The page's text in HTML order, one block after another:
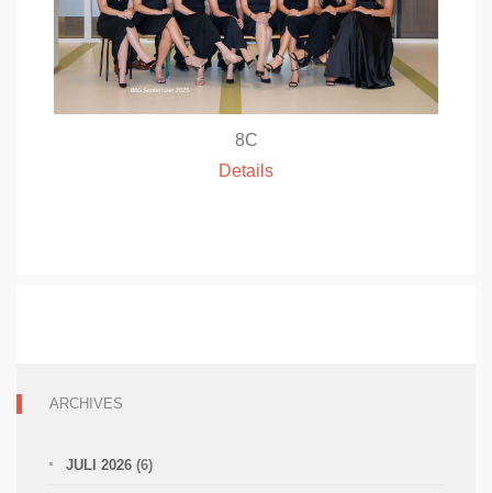
8C
Details
ARCHIVES
JULI 2026 (6)